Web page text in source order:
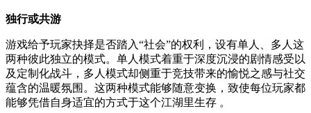
独行或共游
游戏给予玩家抉择是否踏入“社会”的权利，设有单人、多人这
两种彼此独立的模式。单人模式着重于深度沉浸的剧情感受以
及定制化战斗，多人模式却侧重于竞技带来的愉悦之感与社交
蕴含的温暖氛围。这两种模式能够随意变换，致使每位玩家都
能够凭借自身适宜的方式于这个江湖里生存 。